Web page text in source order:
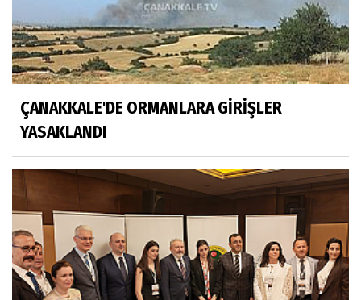
ÇANAKKALE'DE ORMANLARA GİRİŞLER
YASAKLANDI